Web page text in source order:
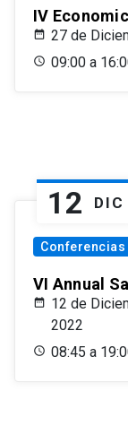
IV
27 de
09:00 a
12 DIC
Conferencias
VI Annual
12 de
2022
08:45 a